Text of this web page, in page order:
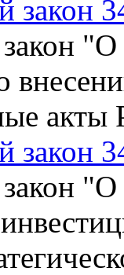
закон
"О
закон
"О